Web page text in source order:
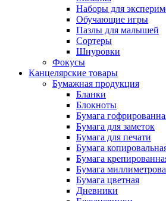
Наборы для
Обучающие игры
Пазлы для малышей
Сортеры
Шнуровки
Фокусы
Канцелярские товары
Бумажная продукция
Бланки
Блокноты
Бумага
Бумага для заметок
Бумага для печати
Бумага
Бумага
Бумага
Бумага цветная
Дневники